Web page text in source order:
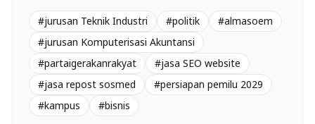
#jurusan Teknik Industri #politik
#almasoem
#jurusan Komputerisasi Akuntansi
#partaigerakanrakyat
#jasa SEO website
#jasa repost sosmed
#persiapan pemilu 2029
#kampus
#bisnis